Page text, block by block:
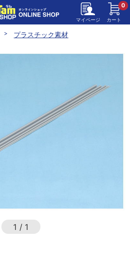
マイページ カート
0
プラスチック素材
1 / 1